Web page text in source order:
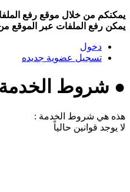
يمكنكم من خلال موقع رفع
يمكن رفع الملفات عبر الموقع
دخول
تسجيل عضوية جديده
● شروط الخدمة
هذه هي شروط الخدمة :
لا يوجد قوانين حالياً